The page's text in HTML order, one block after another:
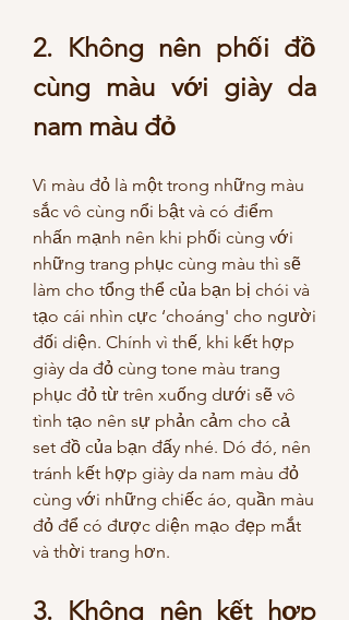
2. Không nên phối đồ
cùng màu với giày da
nam màu đỏ
Vì màu đỏ là một trong những màu
sắc vô cùng nổi bật và có điểm
nhấn mạnh nên khi phối cùng với
những trang phục cùng màu thì sẽ
làm cho tổng thể của bạn bị chói và
tạo cái nhìn cực ‘choáng' cho người
đối diện. Chính vì thế, khi kết hợp
giày da đỏ cùng tone màu trang
phục đỏ từ trên xuống dưới sẽ vô
tình tạo nên sự phản cảm cho cả
set đồ của bạn đấy nhé. Dó đó, nên
tránh kết hợp giày da nam màu đỏ
cùng với những chiếc áo, quần màu
đỏ để có được diện mạo đẹp mắt
và thời trang hơn.
3. Không nên kết hợp